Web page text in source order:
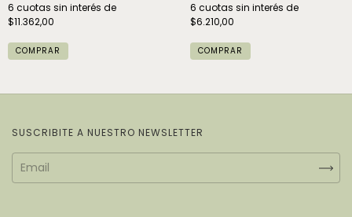
6 cuotas sin interés de
$11.362,00
6 cuotas sin interés de
$6.210,00
COMPRAR
SUSCRIBITE A NUESTRO NEWSLETTER